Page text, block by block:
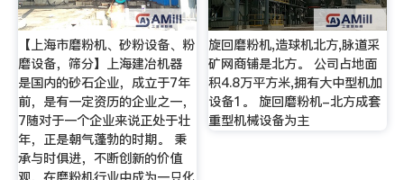
【上海市磨粉机、砂粉设备、粉
磨设备，筛分】上海建冶机器
是国内的砂石企业，成立于7年
前，是有一定资历的企业之一，
7随对于一个企业来说正处于壮
年，正是朝气蓬勃的时期。 秉
承与时俱进，不断创新的价值
旋回磨粉机,造球机北方,脉道采
矿网商铺是北方。 公司占地面
积4.8万平方米,拥有大中型机加
设备1。 旋回磨粉机-北方成套
重型机械设备为主